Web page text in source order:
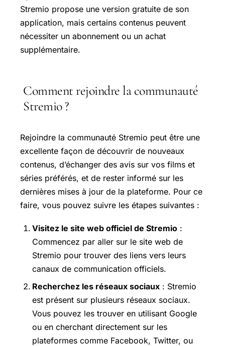
Stremio propose une version gratuite de son
application, mais certains contenus peuvent
nécessiter un abonnement ou un achat
supplémentaire.
Comment rejoindre la communauté
Stremio ?
Rejoindre la communauté Stremio peut être une
excellente façon de découvrir de nouveaux
contenus, d’échanger des avis sur vos films et
séries préférés, et de rester informé sur les
dernières mises à jour de la plateforme. Pour ce
faire, vous pouvez suivre les étapes suivantes :
Visitez le site web officiel de Stremio :
Commencez par aller sur le site web de
Stremio pour trouver des liens vers leurs
canaux de communication officiels.
Recherchez les réseaux sociaux : Stremio
est présent sur plusieurs réseaux sociaux.
Vous pouvez les trouver en utilisant Google
ou en cherchant directement sur les
plateformes comme Facebook, Twitter, ou